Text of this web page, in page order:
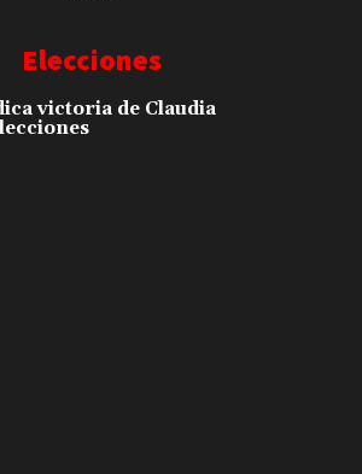
Elecciones
victoria de Claudia